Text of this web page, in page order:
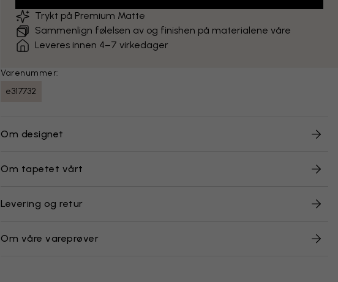
Trykt på Premium Matte
Sammenlign følelsen av og finishen på materialene våre
Leveres innen 4–7 virkedager
Varenummer:
e317732
Om designet
Om tapetet vårt
Levering og retur
Om våre vareprøver